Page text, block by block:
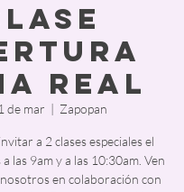
REAL
de mar
  |
Zapopan
a 2 clases especiales el
las 9am y a las 10:30am. Ven
en colaboración con